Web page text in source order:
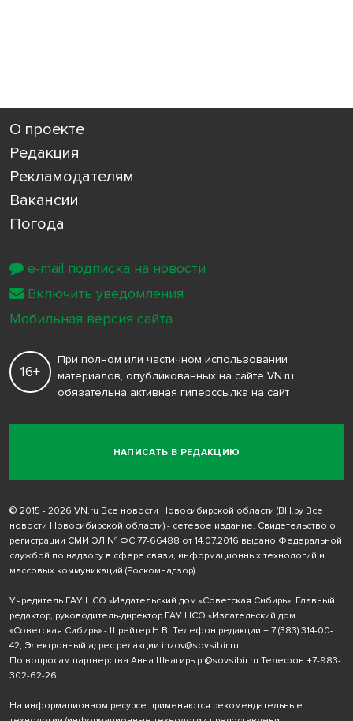
О проекте
Редакция
Рекламодателям
Вакансии
Погода
НАПИСАТЬ В РЕДАКЦИЮ
16+
При полном или частичном использовании
материалов, опубликованных на сайте VN.ru,
обязательна активная гиперссылка на сайт
© 2015 - 2026 VN.ru Все новости Новосибирской области (ВН.ру Все
новости Новосибирской области) - сетевое издание. Свидетельство о
регистрации СМИ ЭЛ № ФС 77-66488 от 14.07.2016 выдано Федеральной
службой по надзору в сфере связи, информационных технологий и
массовых коммуникаций (Роскомнадзор)
Учредитель ГАУ НСО «Издательский дом «Советская Сибирь». Главный
редактор, руководитель-директор ГАУ НСО «Издательский дом
«Советская Сибирь» - Шрейтер Н.В. Телефон редакции + 7 (383) 314-00-
42; Электронный адрес редакции inzov@sovsibir.ru
По вопросам партнерства Анна Швагирь pr@sovsibir.ru Телефон +7-983-
302-62-26
На информационном ресурсе применяются рекомендательные
e-mail подписка на новости
Включить уведомления
Мобильная версия сайта